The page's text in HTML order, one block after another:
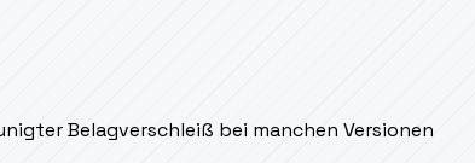
Belagverschleiß bei manchen Versionen